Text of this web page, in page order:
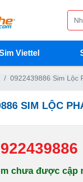
Viettel
0922439886 Sim Lộc
SIM LỘC
chưa được cập